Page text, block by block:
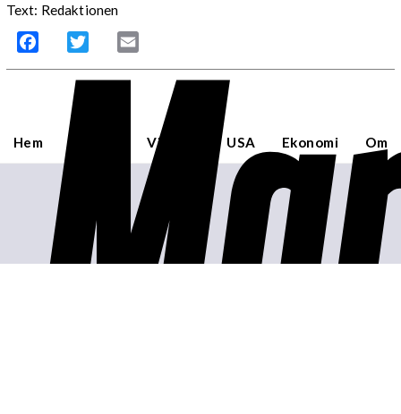
Text: Redaktionen
Facebook Twitter
Hem Världen USA Ekonomi Om